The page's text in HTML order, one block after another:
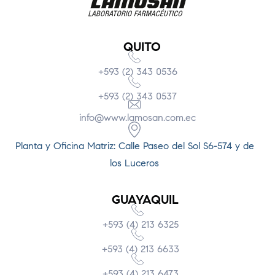
QUITO
+593 (2) 343 0536
+593 (2) 343 0537
info@www.lamosan.com.ec
Planta y Oficina Matriz: Calle Paseo del Sol S6-574 y de
los Luceros
GUAYAQUIL
+593 (4) 213 6325
+593 (4) 213 6633